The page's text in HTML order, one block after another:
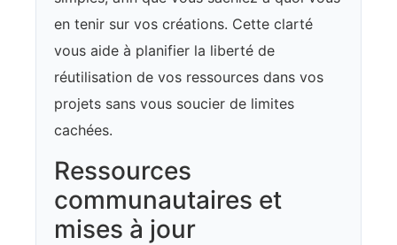
en tenir sur vos créations. Cette clarté
vous aide à planifier la liberté de
réutilisation de vos ressources dans vos
projets sans vous soucier de limites
cachées.
Ressources
communautaires et
mises à jour